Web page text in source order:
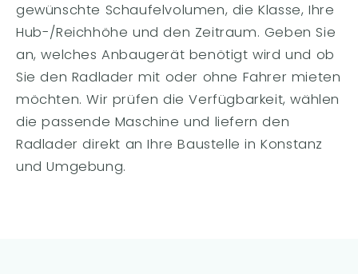
gewünschte Schaufelvolumen, die Klasse, Ihre
Hub-/Reichhöhe und den Zeitraum. Geben Sie
an, welches Anbaugerät benötigt wird und ob
Sie den Radlader mit oder ohne Fahrer mieten
möchten. Wir prüfen die Verfügbarkeit, wählen
die passende Maschine und liefern den
Radlader direkt an Ihre Baustelle in Konstanz
und Umgebung.